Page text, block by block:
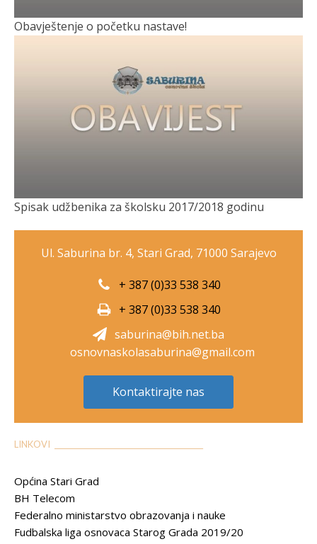
Obavještenje o početku nastave!
Spisak udžbenika za školsku 2017/2018 godinu
Ul. Saburina br. 4, Stari Grad, 71000 Sarajevo
+ 387 (0)33 538 340
+ 387 (0)33 538 340
saburina@bih.net.ba
osnovnaskolasaburina@gmail.com
Kontaktirajte nas
LINKOVI __________________________________________
Općina Stari Grad
BH Telecom
Federalno ministarstvo obrazovanja i nauke
Fudbalska liga osnovaca Starog Grada 2019/20